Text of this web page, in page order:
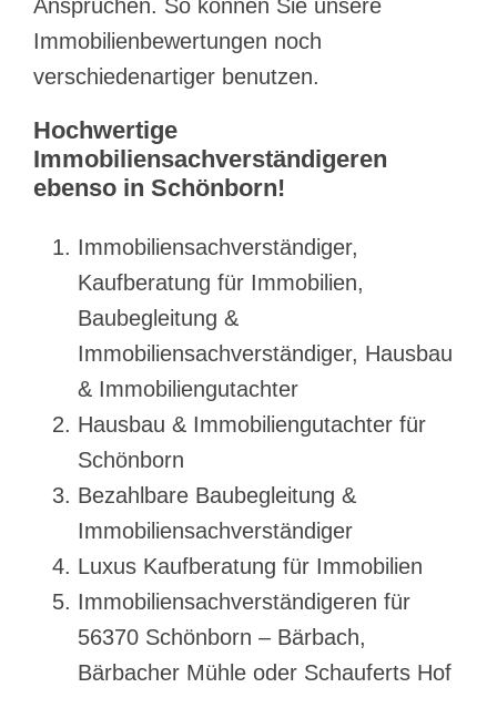
Ansprüchen. So können Sie unsere
Immobilienbewertungen noch
verschiedenartiger benutzen.
Hochwertige
Immobiliensachverständigeren
ebenso in Schönborn!
Immobiliensachverständiger,
Kaufberatung für Immobilien,
Baubegleitung &
Immobiliensachverständiger, Hausbau
& Immobiliengutachter
Hausbau & Immobiliengutachter für
Schönborn
Bezahlbare Baubegleitung &
Immobiliensachverständiger
Luxus Kaufberatung für Immobilien
Immobiliensachverständigeren für
56370 Schönborn – Bärbach,
Bärbacher Mühle oder Schauferts Hof